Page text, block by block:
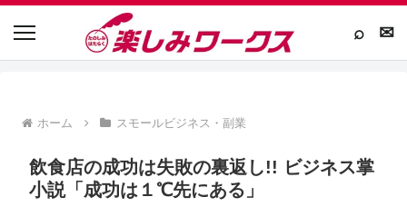
⌕ ✉
ホーム スモールビジネス・副業
飲食店の成功は失敗の裏返し!! ビジネス掌
小説「成功は１℃先にある」